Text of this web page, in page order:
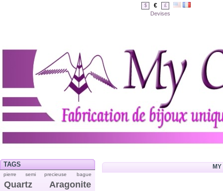
$ € £
Devises
TAGS
pierre semi precieuse bague
Quartz
Aragonite